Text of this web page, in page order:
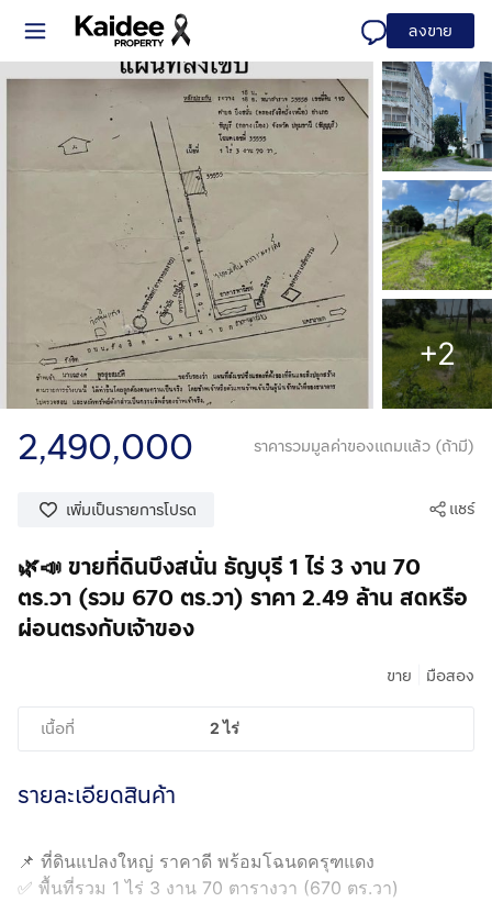
ลงขาย
+2
2,490,000 ราคารวมมูลค่าของแถมแล้ว (ถ้ามี)
เพิ่มเป็นรายการโปรด แชร์
🌿📣 ขายที่ดินบึงสนั่น ธัญบุรี 1 ไร่ 3 งาน 70
ตร.วา (รวม 670 ตร.วา) ราคา 2.49 ล้าน สดหรือ
ผ่อนตรงกับเจ้าของ
ขาย มือสอง
เนื้อที่ 2 ไร่
รายละเอียดสินค้า
📌 ที่ดินแปลงใหญ่ ราคาดี พร้อมโฉนดครุฑแดง
✅ พื้นที่รวม 1 ไร่ 3 งาน 70 ตารางวา (670 ตร.วา)